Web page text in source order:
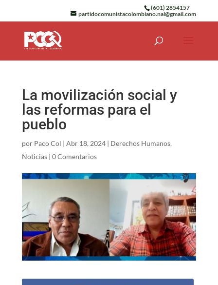
(601) 2854157
partidocomunistacolombiano.nal@gmail.com
La movilización social y
las reformas para el
pueblo
por Paco Col | Abr 18, 2024| Derechos Humanos,
Noticias| 0 Comentarios